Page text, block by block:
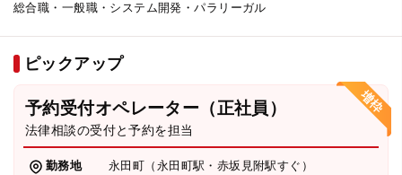
総合職・一般職・システム開発・パラリーガル
ピックアップ
予約受付オペレーター（正社員）
法律相談の受付と予約を担当
勤務地
永田町（永田町駅・赤坂見附駅すぐ）
ホーム
取扱分野